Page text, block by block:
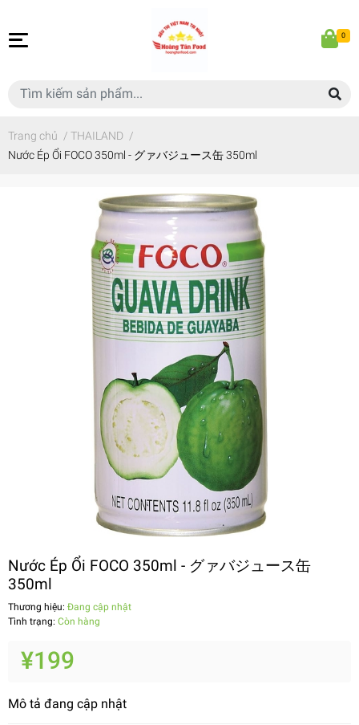
0
Trang chủ / THAILAND /
Nước Ép Ổi FOCO 350ml - グァバジュース缶 350ml
Nước Ép Ổi FOCO 350ml - グァバジュース缶
350ml
Thương hiệu: Đang cập nhật
Tình trạng: Còn hàng
¥199
Mô tả đang cập nhật